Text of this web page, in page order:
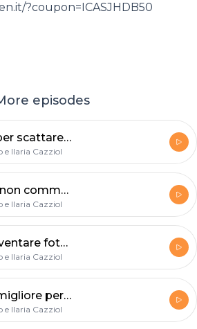
?coupon=ICASJHDB50
episodes
3 consigli per scattare belle foto durante i trekking
e Ilaria Cazziol
3 errori da non commettere per chi inizia a fotografare
e Ilaria Cazziol
Sogni di diventare fotoreporter? Ecco come funziona
e Ilaria Cazziol
Obiettivo migliore per iniziare a fotografare
e Ilaria Cazziol